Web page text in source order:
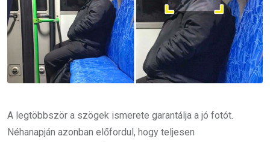
A legtöbbször a szögek ismerete garantálja a jó fotót.
Néhanapján azonban előfordul, hogy teljesen